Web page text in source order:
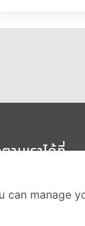
ามเราได้ที่
manage